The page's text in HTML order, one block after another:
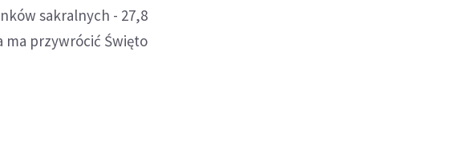
sakralnych - 27,8
ma przywrócić Święto